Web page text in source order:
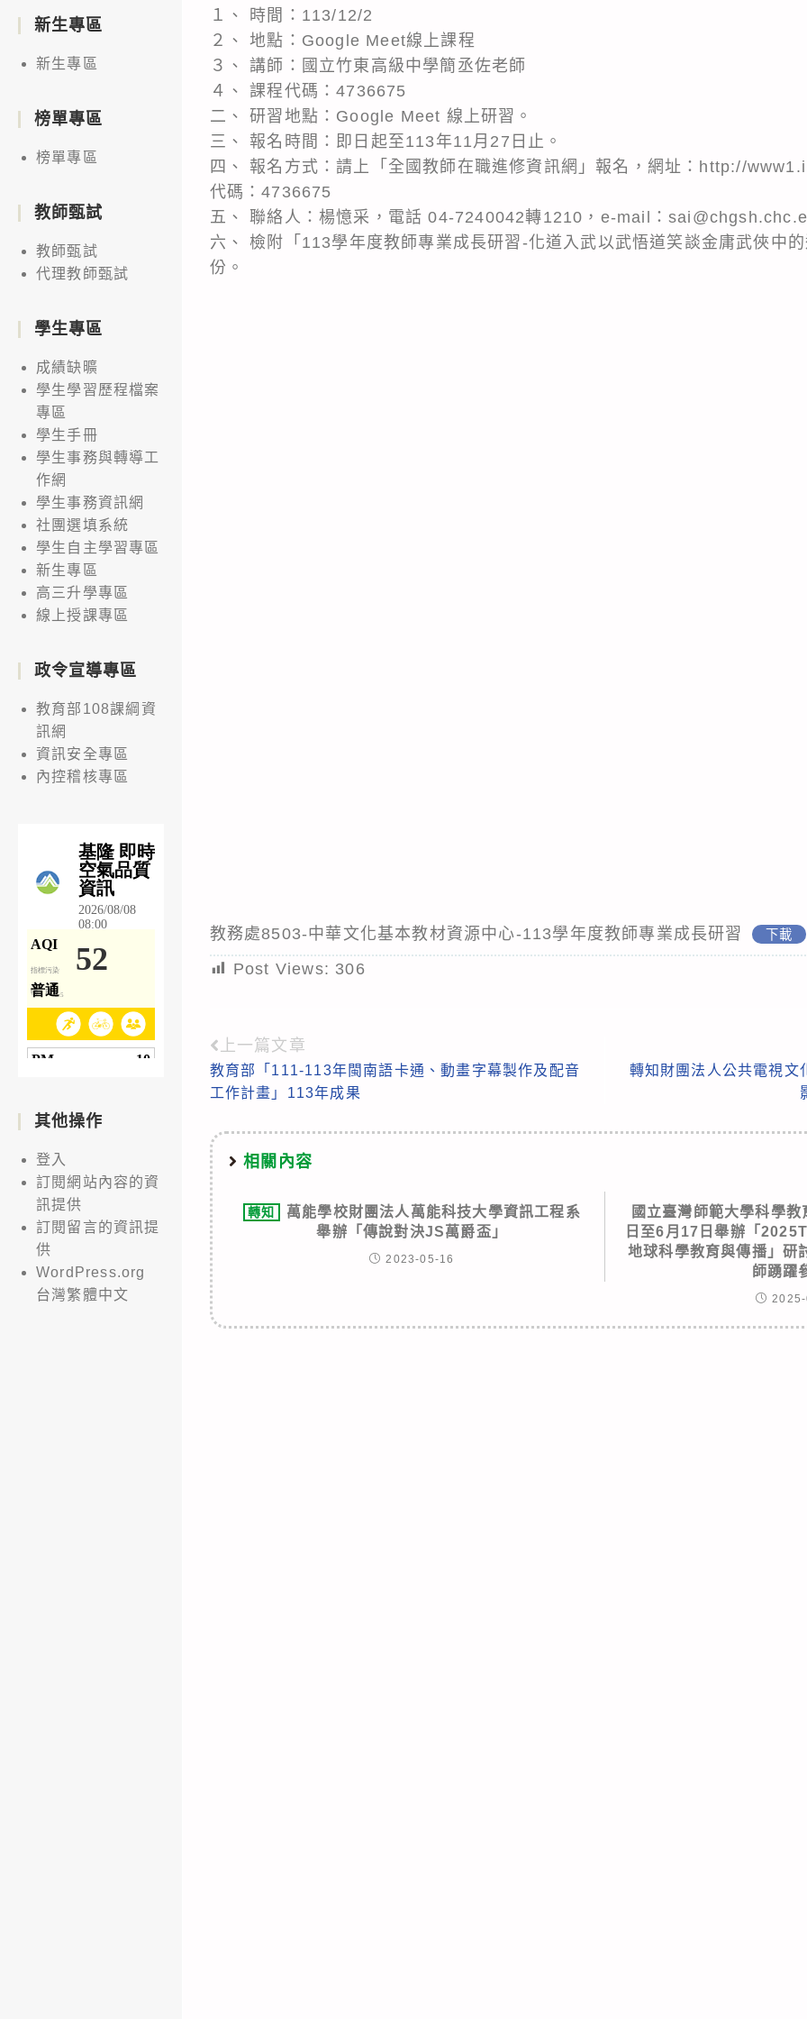
１、 時間：113/12/2
２、 地點：Google Meet線上課程
３、 講師：國立竹東高級中學簡丞佐老師
４、 課程代碼：4736675
二、 研習地點：Google Meet 線上研習。
三、 報名時間：即日起至113年11月27日止。
四、 報名方式：請上「全國教師在職進修資訊網」報名，網址：http://
代碼：4736675
五、 聯絡人：楊憶采，電話 04-7240042轉1210，e-mail：
六、 檢附「113學年度教師專業成長研習-化道入武以武悟道笑談金庸武俠中
份。
教務處8503-中華文化基本教材資源中心-113學年度教師專業成長研習 下載
Post Views: 306
Read
more
上一篇文章
教育部「111-113年閩南語卡通、動畫字幕製作及配音
工作計畫」113年成果
轉知財團法人公共電視文
相關內容
轉知
萬能學校財團法人萬能科技大學資訊工程系
舉辦「傳說對決JS萬爵盃」
2023-05-16
國立臺灣師範大學科學
日至6月17日舉辦「
地球科學教育與傳播」研
師踴躍
新生專區
新生專區
榜單專區
榜單專區
教師甄試
教師甄試
代理教師甄試
學生專區
成績缺曠
學生學習歷程檔案
專區
學生手冊
學生事務與轉導工
作網
學生事務資訊網
社團選填系統
學生自主學習專區
新生專區
高三升學專區
線上授課專區
政令宣導專區
教育部108課綱資
訊網
資訊安全專區
內控稽核專區
其他操作
登入
訂閱網站內容的資
訊提供
訂閱留言的資訊提
供
WordPress.org
台灣繁體中文